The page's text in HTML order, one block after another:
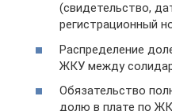
(свидетельство,
регистрационный
Распределение
ЖКУ между
Обязательство
долю в плате по